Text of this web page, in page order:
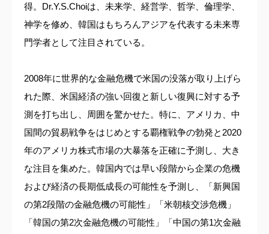
得。Dr.Y.S.Choiは、未来学、経営学、哲学、倫理学、
神学を修め、韓国はもちろんアジアを代表する未来専
門学者として注目されている。
2008年に世界的な金融危機で米国の没落が取り上げら
れた際、米国経済の強い回復と新しい復興に対する予
測を打ち出し、周囲を驚かせた。特に、アメリカ、中
国間の貿易戦争をはじめとする覇権戦争の勃発と2020
年のアメリカ株式市場の大暴落を正確に予測し、大き
な注目を集めた。韓国内では早い段階から企業の危機
および経済の長期低成長の可能性を予測し、「新興国
の第2段階の金融危機の可能性」「米朝核交渉危機」
「韓国の第2次金融危機の可能性」「中国の第1次金融